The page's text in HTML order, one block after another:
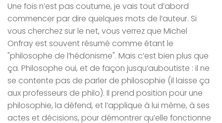
Une fois n’est pas coutume, je vais tout d’abord
commencer par dire quelques mots de l’auteur. Si
vous cherchez sur le net, vous verrez que Michel
Onfray est souvent résumé comme étant le
"philosophe de l’hédonisme". Mais c’est bien plus que
ça. Philosophe oui, et de façon jusqu’auboutiste : il ne
se contente pas de parler de philosophie (il laisse ça
aux professeurs de philo). Il prend position pourune
philosophie, la défend, et l’applique à lui même, à ses
actes et décisions, pour démontrer qu’elle fonctionne